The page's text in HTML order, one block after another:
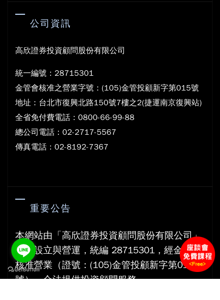
公司資訊
高欣證券投資顧問股份有限公司
統一編號：28715301
金管會核准之營業字號：(105)金管投顧新字第015號
地址：台北市復興北路150號7樓之2(捷運南京復興站)
全省免付費電話：0800-66-99-88
總公司電話：02-2717-5567
傳真電話：02-8192-7367
重要公告
本網站由「高欣證券投資顧問股份有限公司」
依法設立與營運，統編 28715301，經金管會
核准營業（證號：(105)金管投顧新字第015
號），合法提供投資顧問服務。